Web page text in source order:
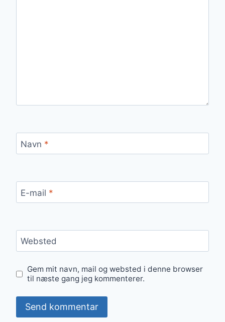
Navn *
E-mail *
Websted
Gem mit navn, mail og websted i denne browser
til næste gang jeg kommenterer.